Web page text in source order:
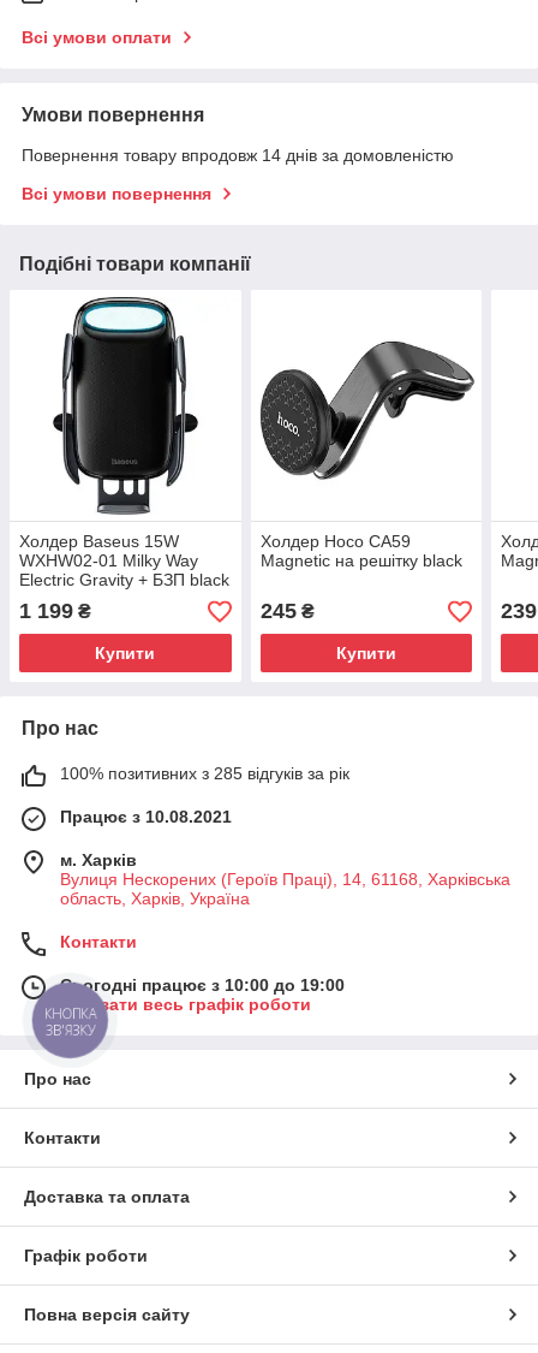
Всі умови оплати
Умови повернення
Повернення товару впродовж 14 днів за домовленістю
Всі умови повернення
Подібні товари компанії
Холдер Baseus 15W
WXHW02-01 Milky Way
Electric Gravity + БЗП black
1 199 ₴
Купити
Холдер Hoco CA59
Magnetic на решітку black
245₴
Купити
239
Про нас
100% позитивних з 285 відгуків за рік
Працює з 10.08.2021
м. Харків
Вулиця Нескорених (Героїв Праці), 14, 61168, Харківська
область, Харків, Україна
Контакти
Сьогодні працює з 10:00 до 19:00
Показати весь графік роботи
Про нас
Контакти
Доставка та оплата
Графік роботи
Повна версія сайту
КНОПКА
ЗВ'ЯЗКУ